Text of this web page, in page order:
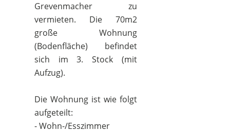
Grevenmacher zu
vermieten. Die 70m2
große Wohnung
(Bodenfläche) befindet
sich im 3. Stock (mit
Aufzug).
Die Wohnung ist wie folgt
aufgeteilt:
- Wohn-/Esszimmer